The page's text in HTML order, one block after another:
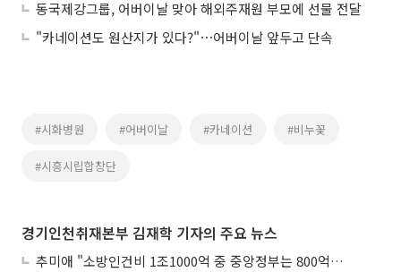
동국제강그룹, 어버이날 맞아 해외주재원 부모에 선물 전달
"카네이션도 원산지가 있다?"⋯어버이날 앞두고 단속
#시화병원 #어버이날 #카네이션 #비누꽃
#시흥시립합창단
경기인천취재본부 김재학 기자의 주요 뉴스
추미애 "소방인건비 1조1000억 중 중앙정부는 800억뿐"